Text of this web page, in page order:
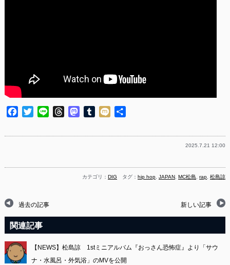
Facebook
TwitterLine ThreadsMastodon
Tumblr
Mixi
2025.7.21 12:00
カテゴリ：DIG タグ：hip hop ,JAPAN ,MC松島 ,rap ,松島諒
過去の記事 新しい記事
関連記事
【NEWS】松島諒 1stミニアルバム『おっさん恐怖症』より「サウ
ナ・水風呂・外気浴」のMVを公開